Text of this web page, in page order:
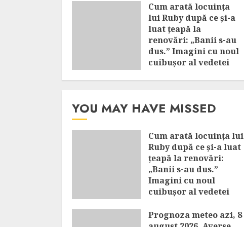
Cum arată locuința
lui Ruby după ce și-a
luat țeapă la
renovări: „Banii s-au
dus.” Imagini cu noul
cuibușor al vedetei
YOU MAY HAVE MISSED
Cum arată locuința lui
Ruby după ce și-a luat
țeapă la renovări:
„Banii s-au dus.”
Imagini cu noul
cuibușor al vedetei
Prognoza meteo azi, 8